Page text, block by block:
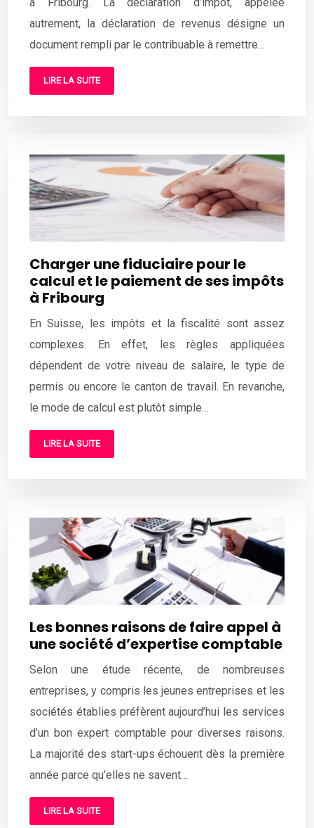
autrement, la déclaration de revenus désigne un
document rempli par le contribuable à remettre…
LIRE LA SUITE
Charger une fiduciaire pour le
calcul et le paiement de ses impôts
à Fribourg
En Suisse, les impôts et la fiscalité sont assez
complexes. En effet, les règles appliquées
dépendent de votre niveau de salaire, le type de
permis ou encore le canton de travail. En revanche,
le mode de calcul est plutôt simple…
LIRE LA SUITE
Les bonnes raisons de faire appel à
une société d’expertise comptable
Selon une étude récente, de nombreuses
entreprises, y compris les jeunes entreprises et les
sociétés établies préfèrent aujourd’hui les services
d’un bon expert comptable pour diverses raisons.
La majorité des start-ups échouent dès la première
année parce qu’elles ne savent…
LIRE LA SUITE